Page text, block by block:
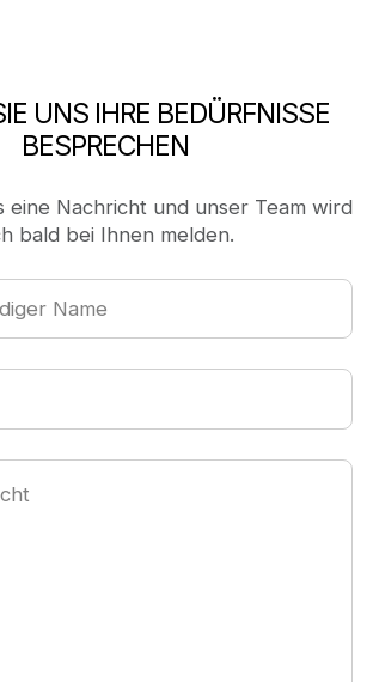
UNS IHRE BEDÜRFNISSE
BESPRECHEN
eine Nachricht und unser Team wird
bald bei Ihnen melden.